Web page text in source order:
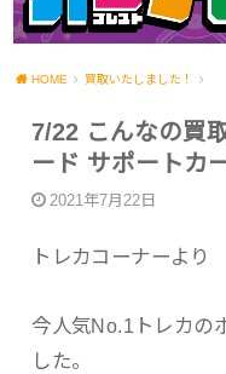
HOME 買取いたしました！
7/22 こんなの買
ード サポートカ
2021年7月22日
トレカコーナーより
今人気No.1トレカの
した。